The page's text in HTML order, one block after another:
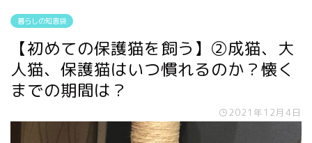
暮らしの知恵袋
【初めての保護猫を飼う】②成猫、大
人猫、保護猫はいつ慣れるのか？懐く
までの期間は？
2021年12月4日